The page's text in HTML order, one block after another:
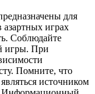
для
азартных играх
Соблюдайте
игры. При
Помните, что
источником